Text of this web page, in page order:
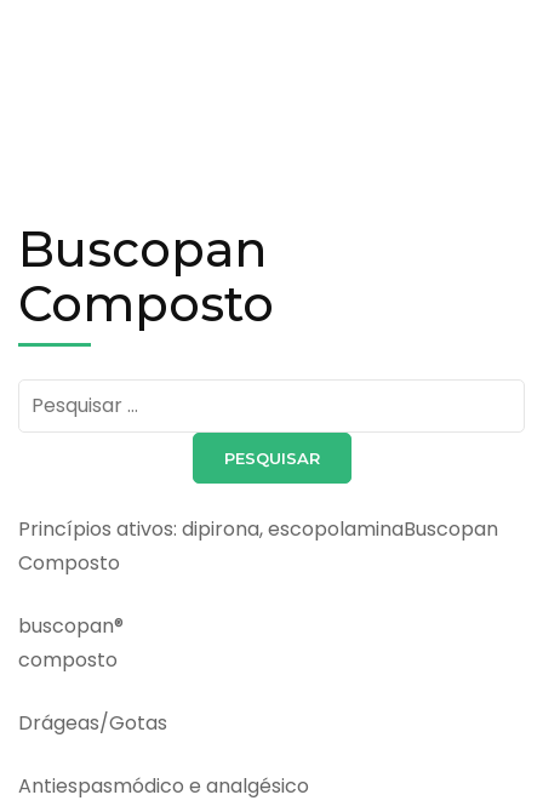
Buscopan
Composto
Pesquisar
por:
Princípios ativos: dipirona, escopolaminaBuscopan
Composto
buscopan®
composto
Drágeas/Gotas
Antiespasmódico e analgésico